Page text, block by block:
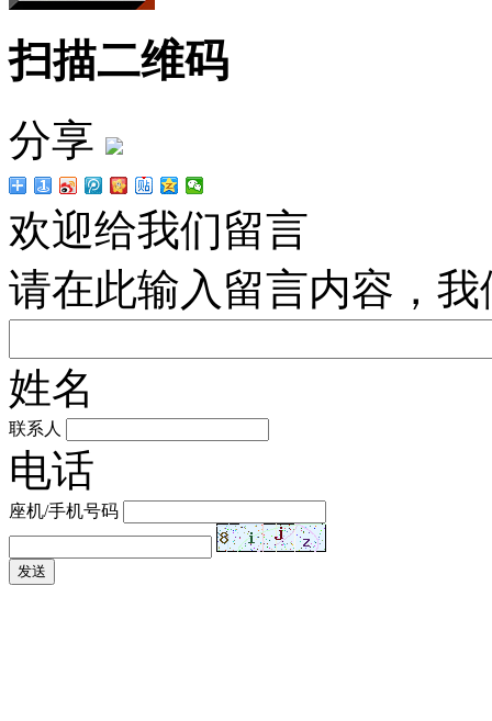
扫描二维码
分享
欢迎给我们留言
请在此输入留言内容，
姓名
联系人
电话
座机/手机号码